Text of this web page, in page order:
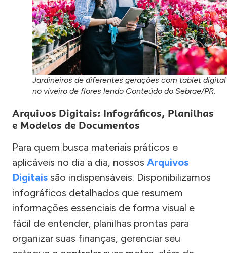
Jardineiros de diferentes gerações com tablet digital
no viveiro de flores lendo Conteúdo do Sebrae/PR.
Arquivos Digitais: Infográficos, Planilhas
e Modelos de Documentos
Para quem busca materiais práticos e
aplicáveis no dia a dia, nossos Arquivos
Digitais são indispensáveis. Disponibilizamos
infográficos detalhados que resumem
informações essenciais de forma visual e
fácil de entender, planilhas prontas para
organizar suas finanças, gerenciar seu